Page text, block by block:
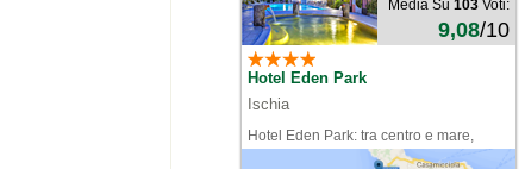
Media Su 103 Voti:
9,08/10
Hotel Eden Park
Ischia
Hotel Eden Park: tra centro e mare,
comodo e funzionale!